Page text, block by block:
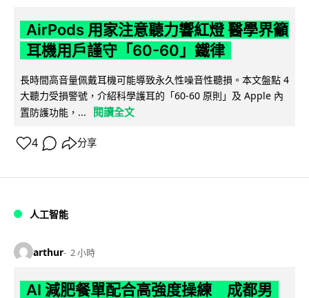
AirPods 用家注意聽力響紅燈 醫學界籲
耳機用戶謹守「60-60」鐵律
長時間高音量佩戴耳機可能導致永久性噪音性聽損。本文盤點 4
大聽力受損警號，介紹科學護耳的「60-60 原則」及 Apple 內
置防護功能，...
閱讀全文
4 分享
人工智能
arthur 2 小時
AI 減肥餐單配合高強度操練 成都男